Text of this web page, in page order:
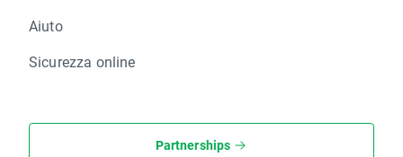
Aiuto
Sicurezza online
Partnerships